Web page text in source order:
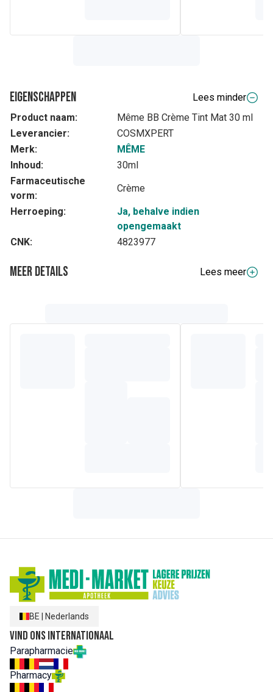
Eigenschappen
Lees minder
Product naam:
Même BB Crème Tint Mat 30 ml
Leverancier:
COSMXPERT
Merk:
MÊME
Inhoud:
30ml
Farmaceutische
vorm:
Crème
Herroeping:
Ja, behalve indien
opengemaakt
CNK:
4823977
Meer details
Lees meer
BB-crème tint 4 voor de meest gevoelige getinte huid, met
CETEARYL GLUCOSIDE, SODIUM STEAROYL GLUTAMATE,
ingrediënten
BE Nederlands
Vind ons internationaal
Parapharmacie
Pharmacy